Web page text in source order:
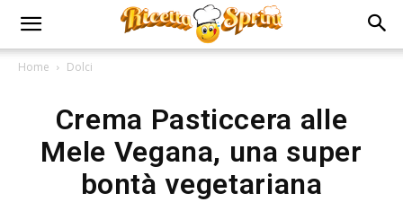
Home Dolci
Crema Pasticcera alle
Mele Vegana, una super
bontà vegetariana